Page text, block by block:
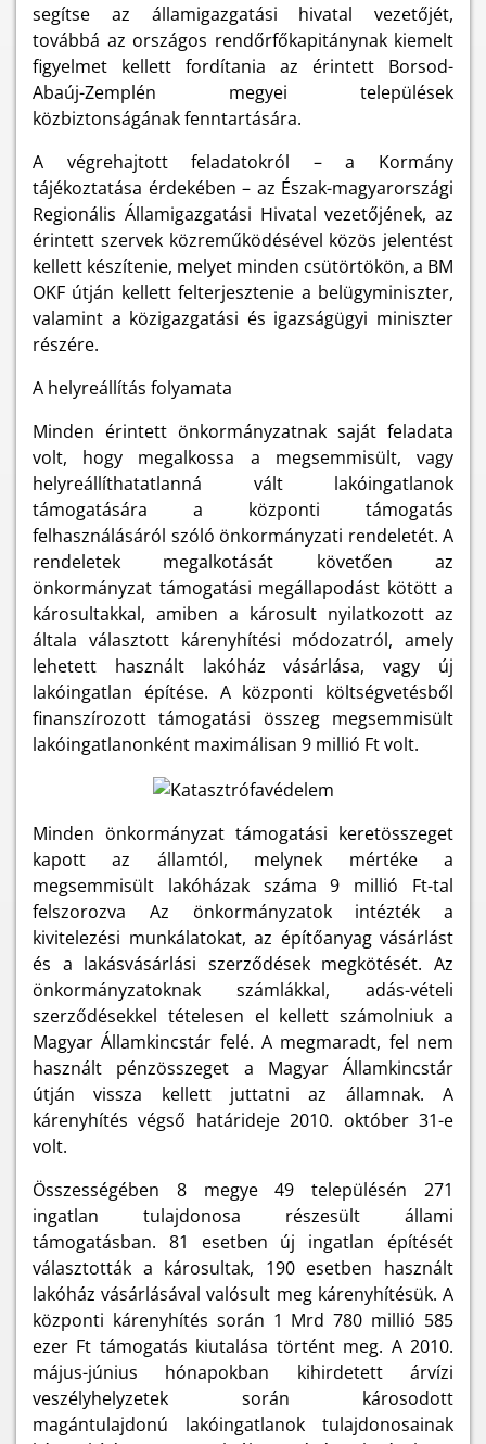
segítse az államigazgatási hivatal vezetőjét,
továbbá az országos rendőrfőkapitánynak kiemelt
figyelmet kellett fordítania az érintett Borsod-
Abaúj-Zemplén megyei települések
közbiztonságának fenntartására.
A végrehajtott feladatokról – a Kormány
tájékoztatása érdekében – az Észak-magyarországi
Regionális Államigazgatási Hivatal vezetőjének, az
érintett szervek közreműködésével közös jelentést
kellett készítenie, melyet minden csütörtökön, a BM
OKF útján kellett felterjesztenie a belügyminiszter,
valamint a közigazgatási és igazságügyi miniszter
részére.
A helyreállítás folyamata
Minden érintett önkormányzatnak saját feladata
volt, hogy megalkossa a megsemmisült, vagy
helyreállíthatatlanná vált lakóingatlanok
támogatására a központi támogatás
felhasználásáról szóló önkormányzati rendeletét. A
rendeletek megalkotását követően az
önkormányzat támogatási megállapodást kötött a
károsultakkal, amiben a károsult nyilatkozott az
általa választott kárenyhítési módozatról, amely
lehetett használt lakóház vásárlása, vagy új
lakóingatlan építése. A központi költségvetésből
finanszírozott támogatási összeg megsemmisült
lakóingatlanonként maximálisan 9 millió Ft volt.
Minden önkormányzat támogatási keretösszeget
kapott az államtól, melynek mértéke a
megsemmisült lakóházak száma 9 millió Ft-tal
felszorozva Az önkormányzatok intézték a
kivitelezési munkálatokat, az építőanyag vásárlást
és a lakásvásárlási szerződések megkötését. Az
önkormányzatoknak számlákkal, adás-vételi
szerződésekkel tételesen el kellett számolniuk a
Magyar Államkincstár felé. A megmaradt, fel nem
használt pénzösszeget a Magyar Államkincstár
útján vissza kellett juttatni az államnak. A
kárenyhítés végső határideje 2010. október 31-e
volt.
Összességében 8 megye 49 településén 271
ingatlan tulajdonosa részesült állami
támogatásban. 81 esetben új ingatlan építését
választották a károsultak, 190 esetben használt
lakóház vásárlásával valósult meg kárenyhítésük. A
központi kárenyhítés során 1 Mrd 780 millió 585
ezer Ft támogatás kiutalása történt meg. A 2010.
május-június hónapokban kihirdetett árvízi
veszélyhelyzetek során károsodott
magántulajdonú lakóingatlanok tulajdonosainak